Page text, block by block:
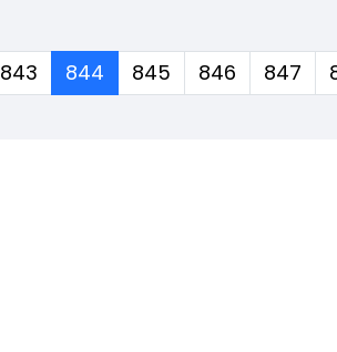
843 844(corrente)
845 846 847